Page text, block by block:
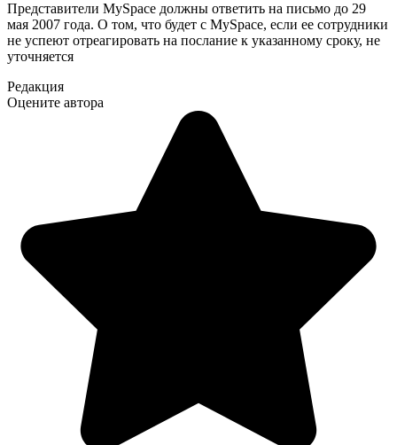
Представители MySpace должны ответить на письмо до 29
мая 2007 года. О том, что будет с MySpace, если ее сотрудники
не успеют отреагировать на послание к указанному сроку, не
уточняется
Редакция
Оцените автора